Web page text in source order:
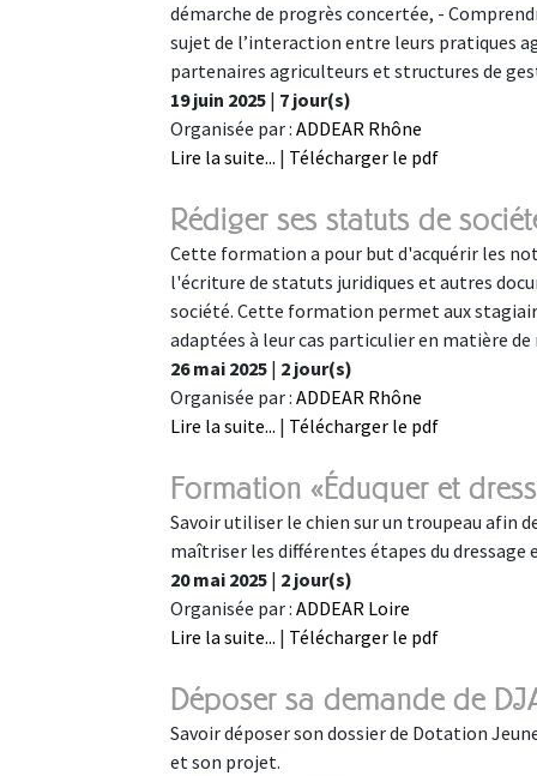
démarche de progrès concertée, -
sujet de l’interaction entre leurs pratiques
partenaires agriculteurs et structures de
19 juin 2025 | 7 jour(s)
Organisée par : ADDEAR Rhône
Lire la suite... | Télécharger le pdf
Rédiger ses statuts de
Cette formation a pour but d'acquérir les
l'écriture de statuts juridiques et autres
société. Cette formation permet aux
adaptées à leur cas particulier en matière
26 mai 2025 | 2 jour(s)
Organisée par : ADDEAR Rhône
Lire la suite... | Télécharger le pdf
Formation «Éduquer et
Savoir utiliser le chien sur un troupeau afin
maîtriser les différentes étapes du dressage
20 mai 2025 | 2 jour(s)
Organisée par : ADDEAR Loire
Lire la suite... | Télécharger le pdf
Déposer sa demande de
Savoir déposer son dossier de Dotation
et son projet.